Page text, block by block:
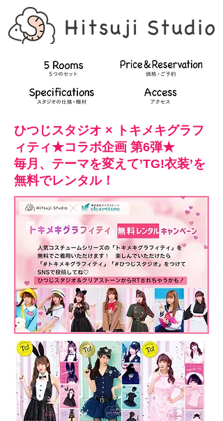
ひつじスタジオ × トキメキグラフ
ィティ★コラボ企画 第6弾★
​毎月、テーマを変えて’TG!衣装’を
無料でレンタル！